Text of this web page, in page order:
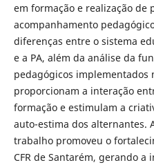
em formação e realização de
acompanhamento
diferenças entre o sistema
e a PA, além da análise da
pedagógicos implementados
proporcionam a interação
formação e estimulam a
auto-estima dos alternantes.
trabalho promoveu o
CFR de Santarém, gerando